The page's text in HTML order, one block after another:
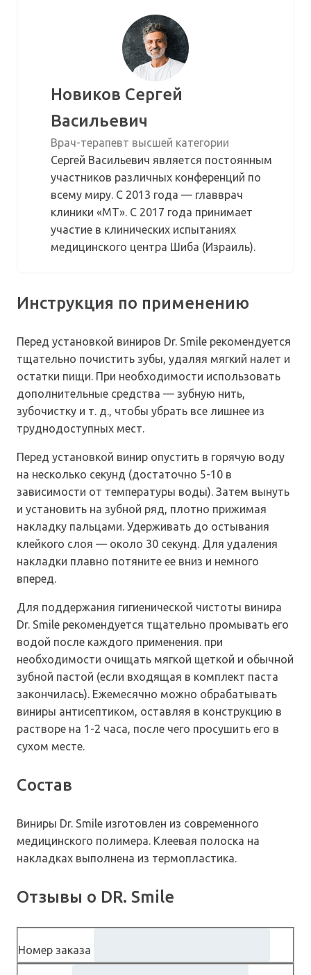
Новиков Сергей
Васильевич
Врач-терапевт высшей категории
Сергей Васильевич является постоянным
участников различных конференций по
всему миру. С 2013 года — главврач
клиники «МТ». С 2017 года принимает
участие в клинических испытаниях
медицинского центра Шиба (Израиль).
Инструкция по применению
Перед установкой виниров Dr. Smile рекомендуется
тщательно почистить зубы, удаляя мягкий налет и
остатки пищи. При необходимости использовать
дополнительные средства — зубную нить,
зубочистку и т. д., чтобы убрать все лишнее из
труднодоступных мест.
Перед установкой винир опустить в горячую воду
на несколько секунд (достаточно 5-10 в
зависимости от температуры воды). Затем вынуть
и установить на зубной ряд, плотно прижимая
накладку пальцами. Удерживать до остывания
клейкого слоя — около 30 секунд. Для удаления
накладки плавно потяните ее вниз и немного
вперед.
Для поддержания гигиенической чистоты винира
Dr. Smile рекомендуется тщательно промывать его
водой после каждого применения. при
необходимости очищать мягкой щеткой и обычной
зубной пастой (если входящая в комплект паста
закончилась). Ежемесячно можно обрабатывать
виниры антисептиком, оставляя в конструкцию в
растворе на 1-2 часа, после чего просушить его в
сухом месте.
Состав
Виниры Dr. Smile изготовлен из современного
медицинского полимера. Клеевая полоска на
накладках выполнена из термопластика.
Отзывы о DR. Smile
Номер заказа